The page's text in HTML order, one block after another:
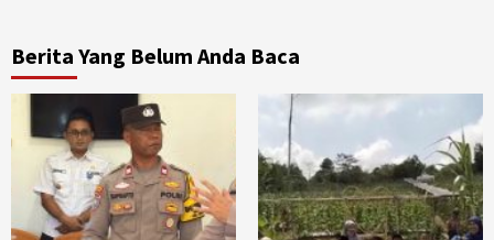
Berita Yang Belum Anda Baca